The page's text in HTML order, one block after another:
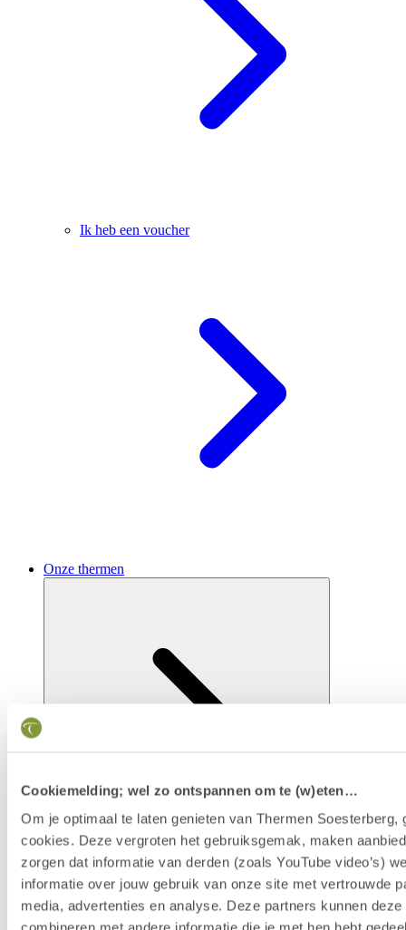
Cookiemelding; wel zo ontspannen om te (w)eten…
Om je optimaal te laten genieten van Thermen Soesterberg,
cookies. Deze vergroten het gebruiksgemak, maken
zorgen dat informatie van derden (zoals YouTube video’s)
informatie over jouw gebruik van onze site met vertrouwde
media, advertenties en analyse. Deze partners kunnen deze
Ik heb een voucher
Onze thermen
Faciliteiten